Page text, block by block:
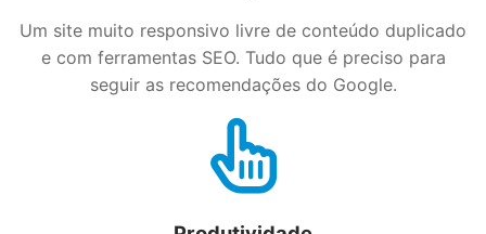
Um site muito responsivo livre de conteúdo duplicado
e com ferramentas SEO. Tudo que é preciso para
seguir as recomendações do Google.